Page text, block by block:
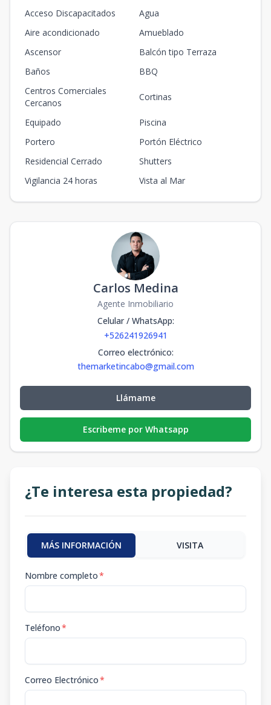
Acceso Discapacitados
Agua
Aire acondicionado
Amueblado
Ascensor
Balcón tipo Terraza
Baños
BBQ
Centros Comerciales
Cercanos
Cortinas
Equipado
Piscina
Portero
Portón Eléctrico
Residencial Cerrado
Shutters
Vigilancia 24 horas
Vista al Mar
Carlos Medina
Agente Inmobiliario
Celular / WhatsApp:
+526241926941
Correo electrónico:
themarketincabo@gmail.com
Llámame
Escribeme por Whatsapp
¿Te interesa esta propiedad?
MÁS INFORMACIÓN VISITA
Nombre completo*
Teléfono*
Correo Electrónico*